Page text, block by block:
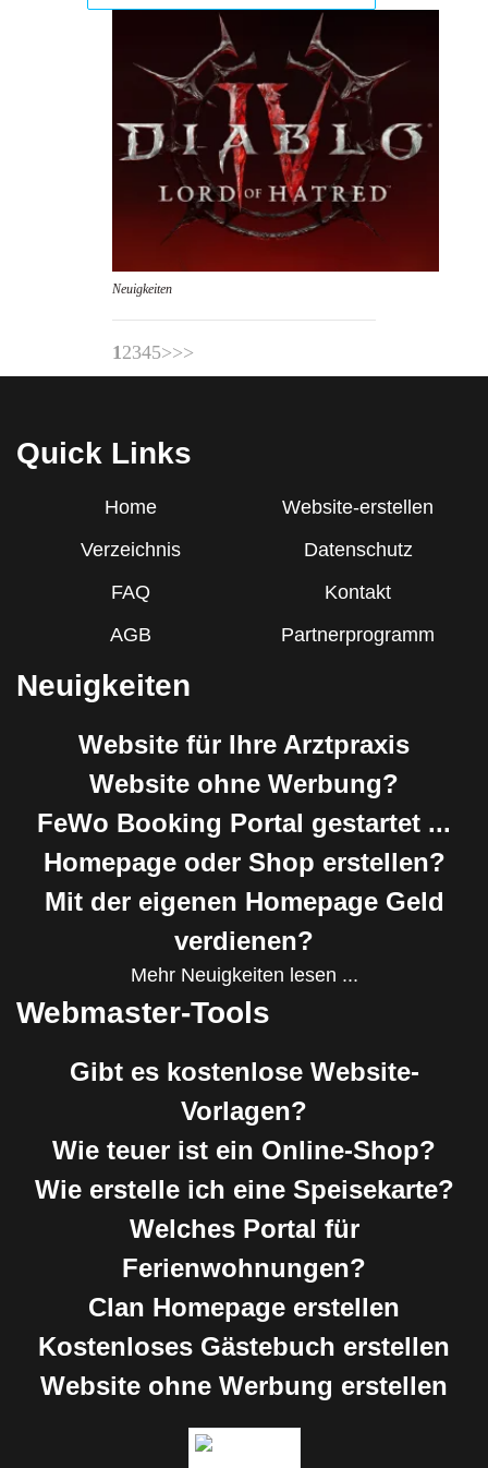
Neuigkeiten
1 2345>>>
Quick Links
Home
Website-erstellen
Verzeichnis
Datenschutz
FAQ
Kontakt
AGB
Partnerprogramm
Neuigkeiten
Website für Ihre Arztpraxis
Website ohne Werbung?
FeWo Booking Portal gestartet ...
Homepage oder Shop erstellen?
Mit der eigenen Homepage Geld
verdienen?
Mehr Neuigkeiten lesen ...
Webmaster-Tools
Gibt es kostenlose Website-
Vorlagen?
Wie teuer ist ein Online-Shop?
Wie erstelle ich eine Speisekarte?
Welches Portal für
Ferienwohnungen?
Clan Homepage erstellen
Kostenloses Gästebuch erstellen
Website ohne Werbung erstellen